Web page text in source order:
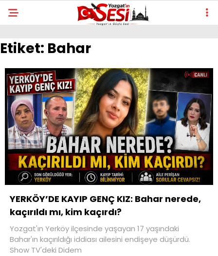
Etiket: Bahar
YERKÖY’DE KAYIP GENÇ KIZ: Bahar nerede,
kaçırıldı mı, kim kaçırdı?
Yozgat'ın Yerköy ilçesinde yaşayan 17 yaşındaki
Bahar'ın kaçırıldığı iddiası ailesini endişeye düşürdü.
Show TV'deki Didem